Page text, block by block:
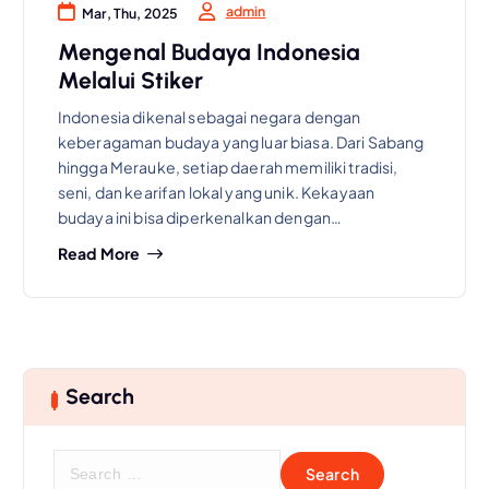
Mar, Thu, 2025 admin
Mengenal Budaya Indonesia
Melalui Stiker
Indonesia dikenal sebagai negara dengan
keberagaman budaya yang luar biasa. Dari Sabang
hingga Merauke, setiap daerah memiliki tradisi,
seni, dan kearifan lokal yang unik. Kekayaan
budaya ini bisa diperkenalkan dengan…
Read More
Search